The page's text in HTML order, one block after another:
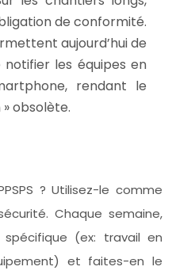
de conformité.
aujourd’hui de
les équipes en
rendant le
obsolète.
? Utilisez-le comme
Chaque semaine,
(ex: travail en
et faites-en le